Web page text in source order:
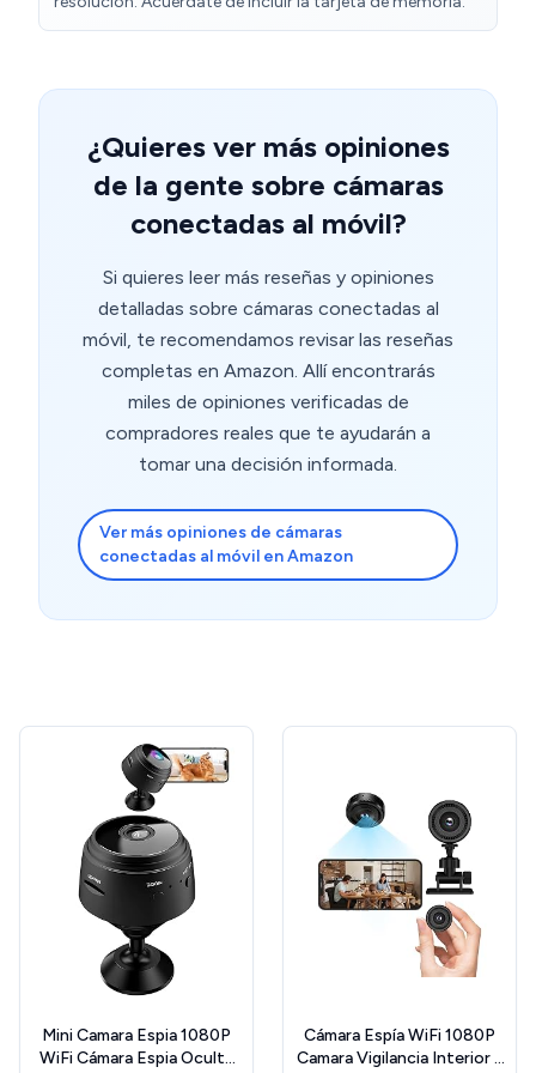
vigilancia en el hogar. Con su fácil instalación, calidad
de imagen, detección de movimiento y opciones de
almacenamiento, ofrece las características necesarias
para mantener la seguridad y tranquilidad en el hogar.
con Alexa, Google Home, Smart Things de Samsung,
etc....
¿Quieres ver más opiniones
de la gente sobre cámaras
conectadas al móvil?
Si quieres leer más reseñas y opiniones
detalladas sobre cámaras conectadas al
móvil, te recomendamos revisar las reseñas
completas en Amazon. Allí encontrarás
miles de opiniones verificadas de
compradores reales que te ayudarán a
tomar una decisión informada.
Ver más opiniones de cámaras
conectadas al móvil en Amazon
Mini Camara Espia 1080P
WiFi Cámara Espia Oculta
Cámara Espía WiFi 1080P
Camara Vigilancia Interior y